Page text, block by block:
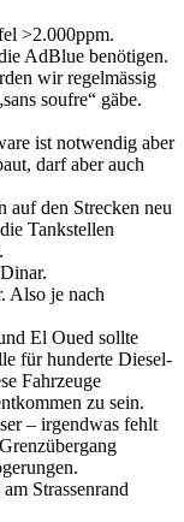
>2.000ppm.
AdBlue benötigen.
wir regelmässig
soufre“ gäbe.
ist notwendig aber
darf aber auch
auf den Strecken neu
Tankstellen
Also je nach
El Oued sollte
für hunderte Diesel-
Fahrzeuge
zu sein.
– irgendwas fehlt
Strassenrand